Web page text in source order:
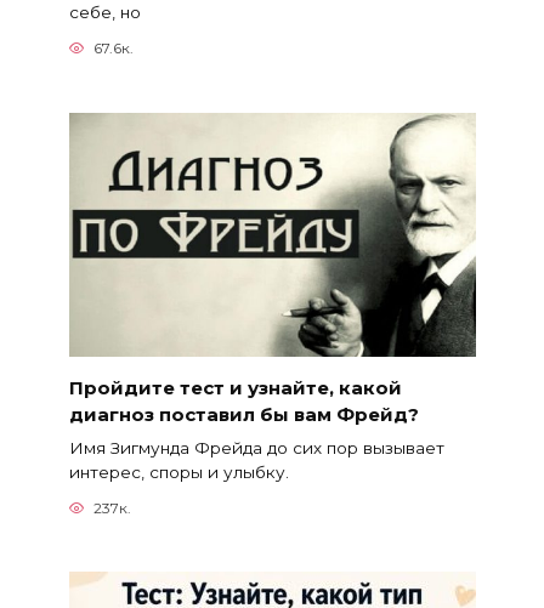
себе, но
67.6к.
Пройдите тест и узнайте, какой
диагноз поставил бы вам Фрейд?
Имя Зигмунда Фрейда до сих пор вызывает
интерес, споры и улыбку.
237к.